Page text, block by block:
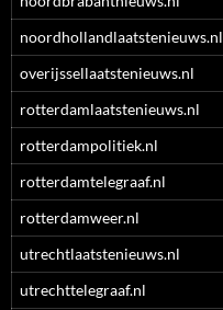
noordhollandlaatstenieuws.nl
overijssellaatstenieuws.nl
rotterdamlaatstenieuws.nl
rotterdampolitiek.nl
rotterdamtelegraaf.nl
rotterdamweer.nl
utrechtlaatstenieuws.nl
utrechttelegraaf.nl